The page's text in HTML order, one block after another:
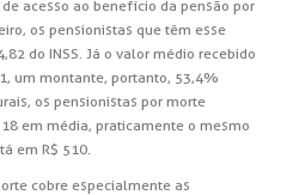
acesso ao benefício da pensão por
os pensionistas que têm esse
do INSS. Já o valor médio recebido
um montante, portanto, 53,4%
os pensionistas por morte
em média, praticamente o mesmo
em R$ 510.
cobre especialmente as